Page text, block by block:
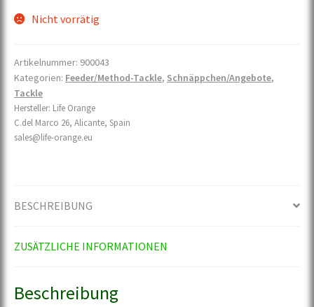
Nicht vorrätig
Artikelnummer: 900043
Kategorien: Feeder/Method-Tackle, Schnäppchen/Angebote,
Tackle
Hersteller: Life Orange
С.del Marco 26, Alicante, Spain
sales@life-orange.eu
BESCHREIBUNG
ZUSÄTZLICHE INFORMATIONEN
Beschreibung